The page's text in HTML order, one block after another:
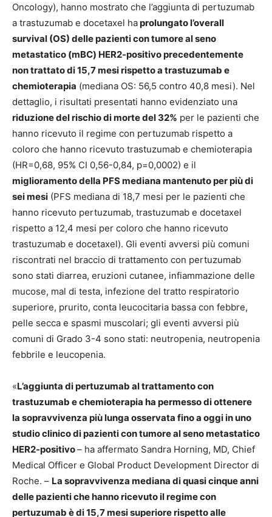
Oncology), hanno mostrato che l’aggiunta di pertuzumab
a trastuzumab e docetaxel haprolungato l’overall
survival (OS) delle pazienti con tumore al seno
metastatico (mBC) HER2-positivo precedentemente
non trattato di 15,7 mesi rispetto a trastuzumab e
chemioterapia (mediana OS: 56,5 contro 40,8 mesi). Nel
dettaglio, i risultati presentati hanno evidenziato una
riduzione del rischio di morte del 32% per le pazienti che
hanno ricevuto il regime con pertuzumab rispetto a
coloro che hanno ricevuto trastuzumab e chemioterapia
(HR=0,68, 95% CI 0,56-0,84, p=0,0002) e il
miglioramento della PFS mediana mantenuto per più di
sei mesi (PFS mediana di 18,7 mesi per le pazienti che
hanno ricevuto pertuzumab, trastuzumab e docetaxel
rispetto a 12,4 mesi per coloro che hanno ricevuto
trastuzumab e docetaxel). Gli eventi avversi più comuni
riscontrati nel braccio di trattamento con pertuzumab
sono stati diarrea, eruzioni cutanee, infiammazione delle
mucose, mal di testa, infezione del tratto respiratorio
superiore, prurito, conta leucocitaria bassa con febbre,
pelle secca e spasmi muscolari; gli eventi avversi più
comuni di Grado 3-4 sono stati: neutropenia, neutropenia
febbrile e leucopenia.
«L’aggiunta di pertuzumab al trattamento con
trastuzumab e chemioterapia ha permesso di ottenere
la sopravvivenza più lunga osservata fino a oggi in uno
studio clinico di pazienti con tumore al seno metastatico
HER2-positivo– ha affermato Sandra Horning, MD, Chief
Medical Officer e Global Product Development Director di
Roche. – La sopravvivenza mediana di quasi cinque anni
delle pazienti che hanno ricevuto il regime con
pertuzumab è di 15,7 mesi superiore rispetto alle